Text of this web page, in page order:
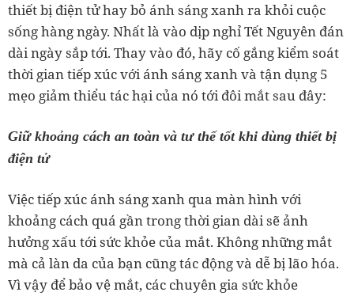
thiết bị điện tử hay bỏ ánh sáng xanh ra khỏi cuộc
sống hàng ngày. Nhất là vào dịp nghỉ Tết Nguyên đán
dài ngày sắp tới. Thay vào đó, hãy cố gắng kiểm soát
thời gian tiếp xúc với ánh sáng xanh và tận dụng 5
mẹo giảm thiểu tác hại của nó tới đôi mắt sau đây:
Giữ khoảng cách an toàn và tư thế tốt khi dùng thiết bị
điện tử
Việc tiếp xúc ánh sáng xanh qua màn hình với
khoảng cách quá gần trong thời gian dài sẽ ảnh
hưởng xấu tới sức khỏe của mắt. Không những mắt
mà cả làn da của bạn cũng tác động và dễ bị lão hóa.
Vì vậy để bảo vệ mắt, các chuyên gia sức khỏe